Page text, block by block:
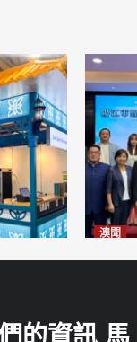
澳聞